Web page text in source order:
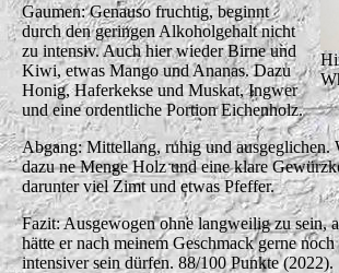
Gaumen: Genauso fruchtig, beginnt
durch den geringen Alkoholgehalt nicht
zu intensiv. Auch hier wieder Birne und
Kiwi, etwas Mango und Ananas. Dazu
Honig, Haferkekse und Muskat, Ingwer
und eine ordentliche Portion Eichenholz.
Abgang: Mittellang, ruhig und ausgeglichen.
dazu ne Menge Holz und eine klare
darunter viel Zimt und etwas Pfeffer.
Fazit: Ausgewogen ohne langweilig zu sein,
hätte er nach meinem Geschmack gerne
intensiver sein dürfen. 88/100 Punkte (2022).